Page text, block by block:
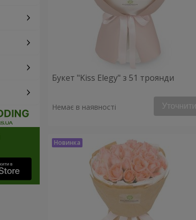
Букет "Kiss Elegy" з 51 троянди
Немає в наявності Уточнити